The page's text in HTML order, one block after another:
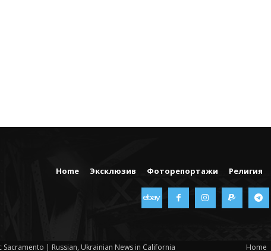
Home Эксклюзив Фоторепортажи Религия
Sacramento | Russian, Ukrainian News in California Home